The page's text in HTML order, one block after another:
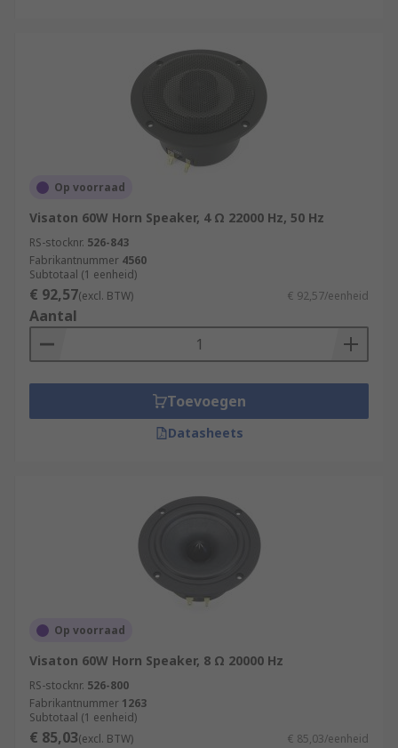
Op voorraad
Visaton 60W Horn Speaker, 4 Ω 22000 Hz, 50 Hz
RS-stocknr. 526-843
Fabrikantnummer 4560
Subtotaal (1 eenheid)
€ 92,57(excl. BTW) € 92,57/eenheid
Aantal
Toevoegen
Datasheets
Op voorraad
Visaton 60W Horn Speaker, 8 Ω 20000 Hz
RS-stocknr. 526-800
Fabrikantnummer 1263
Subtotaal (1 eenheid)
€ 85,03(excl. BTW) € 85,03/eenheid